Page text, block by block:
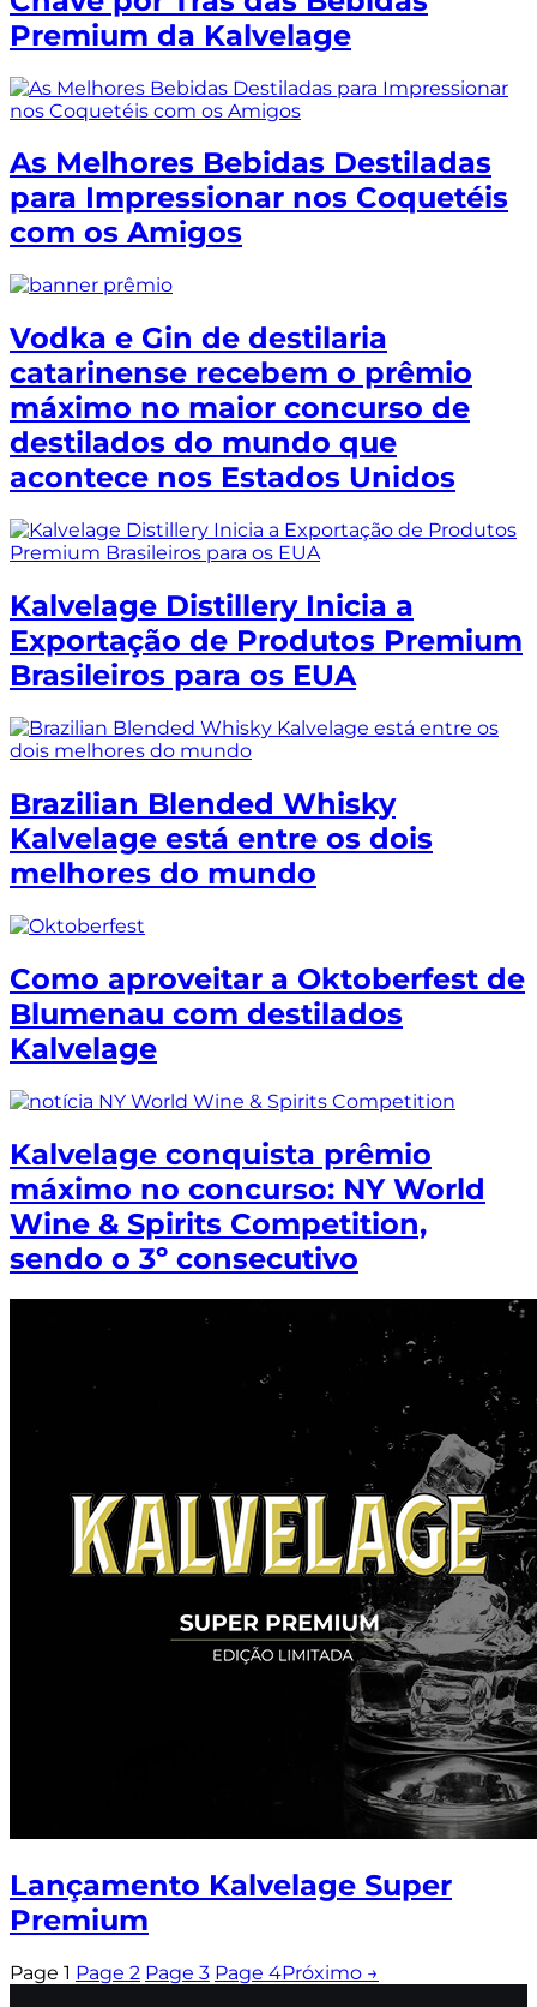
Premium da Kalvelage
As Melhores Bebidas Destiladas
para Impressionar nos Coquetéis
com os Amigos
Vodka e Gin de destilaria
catarinense recebem o prêmio
máximo no maior concurso de
destilados do mundo que
acontece nos Estados Unidos
Kalvelage Distillery Inicia a
Exportação de Produtos Premium
Brasileiros para os EUA
Brazilian Blended Whisky
Kalvelage está entre os dois
melhores do mundo
Como aproveitar a Oktoberfest de
Blumenau com destilados
Kalvelage
Kalvelage conquista prêmio
máximo no concurso: NY World
Wine & Spirits Competition,
sendo o 3º consecutivo
Lançamento Kalvelage Super
Premium
Page 1 Page 2 Page 3 Page 4Próximo →